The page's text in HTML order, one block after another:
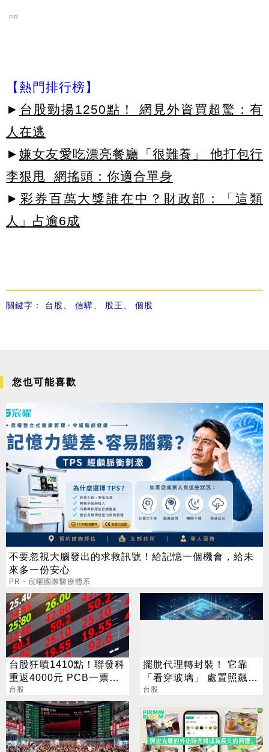
PR
【熱門排行榜】
► 台股勁揚1250點！ 網見外資買超驚：有
人在逃
► 嫌女友愛吃漂亮餐廳「很難養」 他打包行
李狠甩 網搖頭：你適合單身
► 彩券百萬大獎誰在中？財政部：「這類
人」占逾6成
關鍵字： 台股 信驊 股王 個股
您也可能喜歡
不要忽視大腦發出的求救訊號！給記憶一個機會，給未
來多一份安心
PR・宸曜國際醫療體系
台股狂噴1410點！聯發科
重返4000元 PCB一票攻
漲停
台股
擺脫代理轉封裝！ 它靠
「看穿玻璃」 處置照飆2
漲停
台股